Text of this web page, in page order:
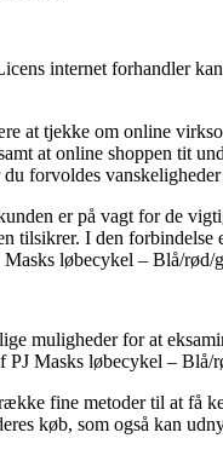
internet forhandler
at tjekke om online
at online shoppen tit
forvoldes
er på vagt for de
tilsikrer. I den forbindelse
Masks løbecykel – Blå/
muligheder for at
PJ Masks løbecykel – Blå/
fine metoder til at få
køb, som også kan